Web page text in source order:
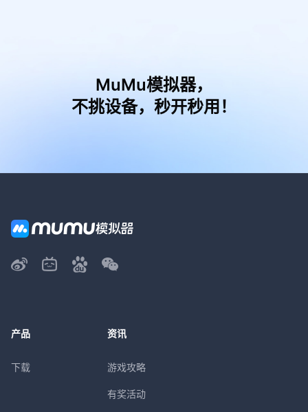
MuMu模拟器，
不挑设备，秒开秒用！
产品
下载
资讯
游戏攻略
有奖活动